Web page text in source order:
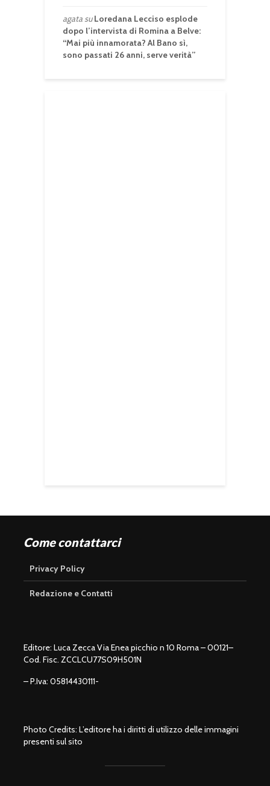
agata suLoredana Lecciso esplode
dopo l’intervista di Romina a Belve:
“Mai più innamorata? Al Bano sì,
sono passati 26 anni, serve verità”
Come contattarci
Privacy Policy
Redazione e Contatti
Editore: Luca Zecca Via Enea picchio n 10 Roma – 00121–
Cod. Fisc. ZCCLCU77S09H501N
– P.Iva: 05814430111-
Photo Credits: L’editore ha i diritti di utilizzo delle immagini
presenti sul sito